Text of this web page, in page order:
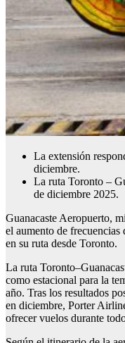
La extensión
diciembre.
La ruta Toronto –
de diciembre 2025.
Guanacaste Aeropuerto,
el aumento de
en su ruta desde Toronto.
La ruta
como estacional para la
año. Tras los resultados
en diciembre, Porter
ofrecer vuelos durante